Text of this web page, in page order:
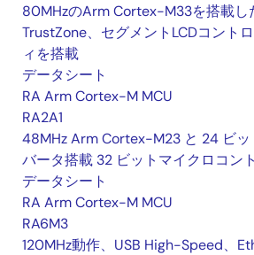
80MHzのArm Cortex-M33を搭載し
TrustZone、セグメントLCDコント
ィを搭載
データシート
RA Arm Cortex-M MCU
RA2A1
48MHz Arm Cortex-M23 と 24 ビ
バータ搭載 32 ビットマイクロコン
データシート
RA Arm Cortex-M MCU
RA6M3
120MHz動作、USB High-Speed、